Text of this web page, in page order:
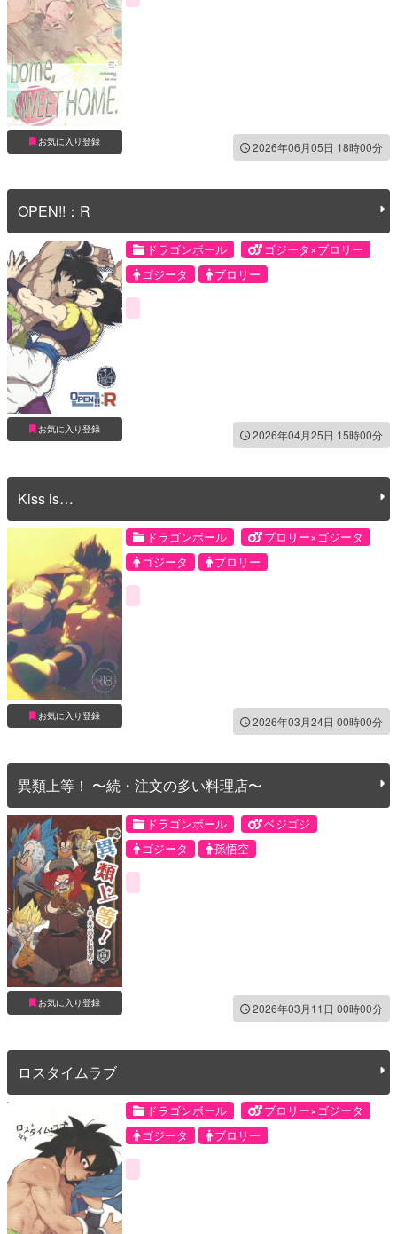
お気に入り登録 2026年06月05日 18時00分
OPEN!!：R
お気に入り登録
ドラゴンボール
ゴジータ×ブロリー
ゴジータ
ブロリー
2026年04月25日 15時00分
Kiss is…
お気に入り登録
ドラゴンボール
ブロリー×ゴジータ
ゴジータ
ブロリー
2026年03月24日 00時00分
異類上等！ 〜続・注文の多い料理店〜
お気に入り登録
ドラゴンボール
ベジゴジ
ゴジータ
孫悟空
2026年03月11日 00時00分
ロスタイムラブ
ドラゴンボール
ブロリー×ゴジータ
ゴジータ
ブロリー